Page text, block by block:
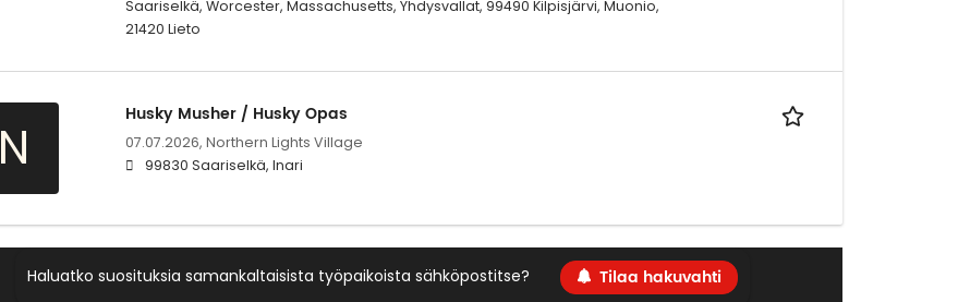
Saariselkä, Worcester, Massachusetts, Yhdysvallat, 99490 Kilpisjärvi, Muonio,
21420 Lieto
N
Husky Musher / Husky Opas
07.07.2026, Northern Lights Village
99830 Saariselkä, Inari
Haluatko suosituksia samankaltaisista työpaikoista sähköpostitse? Tilaa hakuvahti